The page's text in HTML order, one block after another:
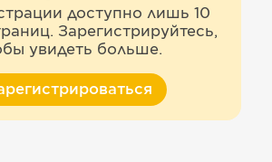
доступно лишь 10
Зарегистрируйтесь,
увидеть больше.